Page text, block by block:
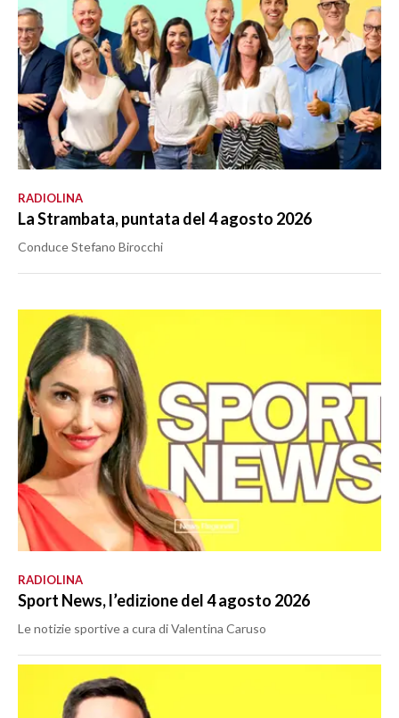
RADIOLINA
La Strambata, puntata del 4 agosto 2026
Conduce Stefano Birocchi
RADIOLINA
Sport News, l’edizione del 4 agosto 2026
Le notizie sportive a cura di Valentina Caruso